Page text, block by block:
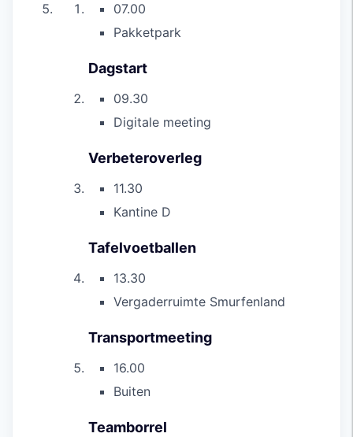
07.00
Pakketpark
Dagstart
09.30
Digitale meeting
Verbeteroverleg
11.30
Kantine D
Tafelvoetballen
13.30
Vergaderruimte Smurfenland
Transportmeeting
16.00
Buiten
Teamborrel